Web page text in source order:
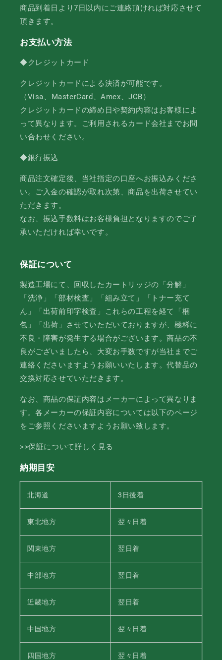
商品到着日より7日以内にご連絡頂ければ対応させて
頂きます。
お支払い方法
◆クレジットカード
クレジットカードによる決済が可能です。
（Visa、MasterCard、Amex、JCB）
クレジットカードの締め日や契約内容はお客様によ
って異なります。ご利用されるカード会社までお問
い合わせください。
◆銀行振込
商品注文確定後、当社指定の口座へお振込みくださ
い。ご入金の確認が取れ次第、商品を出荷させてい
ただきます。
なお、振込手数料はお客様負担となりますのでご了
承いただければ幸いです。
保証について
製造工場にて、回収したカートリッジの「分解」
「洗浄」「部材検査」「組み立て」「トナー充て
ん」「出荷前印字検査」これらの工程を経て「梱
包」「出荷」させていただいておりますが、極稀に
不良・障害が発生する場合がございます。商品の不
良がございましたら、大変お手数ですが当社までご
連絡くださいますようお願いいたします。代替品の
交換対応させていただきます。
なお、商品の保証内容はメーカーによって異なりま
す。各メーカーの保証内容については以下のページ
をご参照くださいますようお願い致します。
>>保証について詳しく見る
納期目安
北海道 3日後着
東北地方 翌々日着
関東地方 翌日着
中部地方 翌日着
近畿地方 翌日着
中国地方 翌々日着
四国地方 翌々日着